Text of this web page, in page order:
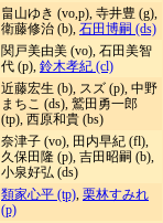
畠山ゆき (vo,p), 寺井豊 (g),
衛藤修治 (b), 石田博嗣 (ds)
関戸美由美 (vo), 石田美智
代 (p), 鈴木孝紀 (cl)
近藤宏生 (b), スズ (p), 中野
まちこ (ds), 鷲田勇一郎
(tp), 西原和貴 (bs)
奈津子 (vo), 田内早紀 (fl),
久保田隆 (p), 吉田昭嗣 (b),
小泉好弘 (ds)
類家心平 (tp), 栗林すみれ
(p)